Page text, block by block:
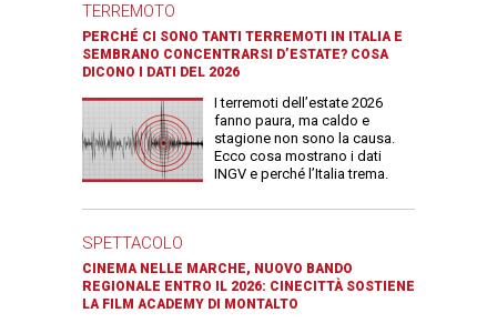
TERREMOTO
PERCHÉ CI SONO TANTI TERREMOTI IN ITALIA E
SEMBRANO CONCENTRARSI D’ESTATE? COSA
DICONO I DATI DEL 2026
I terremoti dell’estate 2026
fanno paura, ma caldo e
stagione non sono la causa.
Ecco cosa mostrano i dati
INGV e perché l’Italia trema.
SPETTACOLO
CINEMA NELLE MARCHE, NUOVO BANDO
REGIONALE ENTRO IL 2026: CINECITTÀ SOSTIENE
LA FILM ACADEMY DI MONTALTO